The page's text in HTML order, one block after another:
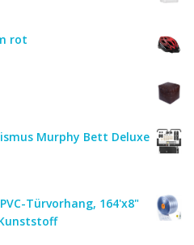
rot
Murphy Bett Deluxe
Türvorhang, 164'x8"